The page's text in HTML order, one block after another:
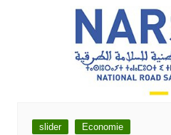
slider Economie